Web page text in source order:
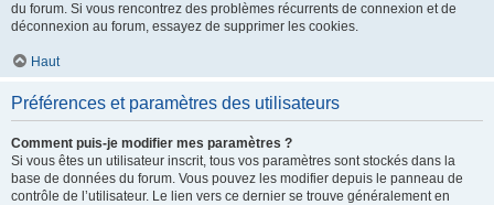
du forum. Si vous rencontrez des problèmes récurrents de connexion et de
déconnexion au forum, essayez de supprimer les cookies.
Haut
Préférences et paramètres des utilisateurs
Comment puis-je modifier mes paramètres ?
Si vous êtes un utilisateur inscrit, tous vos paramètres sont stockés dans la
base de données du forum. Vous pouvez les modifier depuis le panneau de
contrôle de l’utilisateur. Le lien vers ce dernier se trouve généralement en